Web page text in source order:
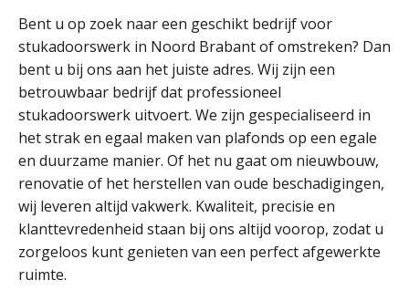
Bent u op zoek naar een geschikt bedrijf voor
stukadoorswerk in Noord Brabant of omstreken? Dan
bent u bij ons aan het juiste adres. Wij zijn een
betrouwbaar bedrijf dat professioneel
stukadoorswerk uitvoert. We zijn gespecialiseerd in
het strak en egaal maken van plafonds op een egale
en duurzame manier. Of het nu gaat om nieuwbouw,
renovatie of het herstellen van oude beschadigingen,
wij leveren altijd vakwerk. Kwaliteit, precisie en
klanttevredenheid staan bij ons altijd voorop, zodat u
zorgeloos kunt genieten van een perfect afgewerkte
ruimte.